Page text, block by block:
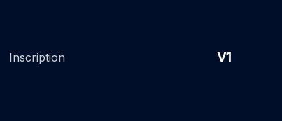
Inscription V1